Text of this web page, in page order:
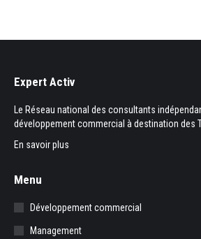
Expert Activ
Le Réseau national des consultants
développement commercial à destination des
En savoir plus
Menu
Développement commercial
Management